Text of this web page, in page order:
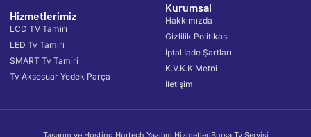
Hizmetlerimiz
LCD TV Tamiri
LED Tv Tamiri
SMART Tv Tamiri
Tv Aksesuar Yedek Parça
Kurumsal
Hakkımızda
Gizlilik Politikası
İptal İade Şartları
K.V.K.K Metni
İletişim